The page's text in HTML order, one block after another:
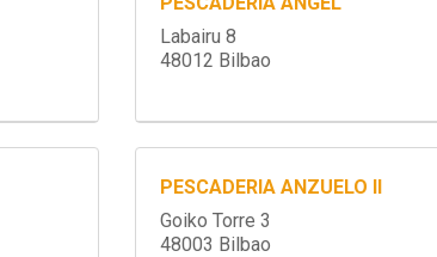
Labairu 8
48012 Bilbao
PESCADERIA ANZUELO II
Goiko Torre 3
48003 Bilbao